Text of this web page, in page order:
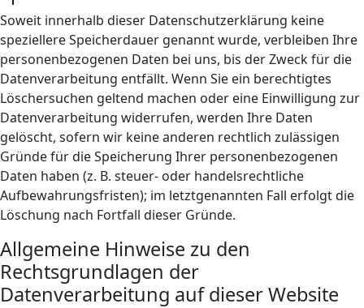
Soweit innerhalb dieser Datenschutzerklärung keine
speziellere Speicherdauer genannt wurde, verbleiben Ihre
personenbezogenen Daten bei uns, bis der Zweck für die
Datenverarbeitung entfällt. Wenn Sie ein berechtigtes
Löschersuchen geltend machen oder eine Einwilligung zur
Datenverarbeitung widerrufen, werden Ihre Daten
gelöscht, sofern wir keine anderen rechtlich zulässigen
Gründe für die Speicherung Ihrer personenbezogenen
Daten haben (z. B. steuer- oder handelsrechtliche
Aufbewahrungsfristen); im letztgenannten Fall erfolgt die
Löschung nach Fortfall dieser Gründe.
Allgemeine Hinweise zu den
Rechtsgrundlagen der
Datenverarbeitung auf dieser Website